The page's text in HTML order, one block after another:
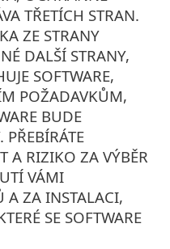
TŘETÍCH STRAN.
ZE STRANY
DALŠÍ STRANY,
SOFTWARE,
POŽADAVKŮM,
BUDE
PŘEBÍRÁTE
A RIZIKO ZA VÝBĚR
VÁMI
A ZA INSTALACI,
SE SOFTWARE